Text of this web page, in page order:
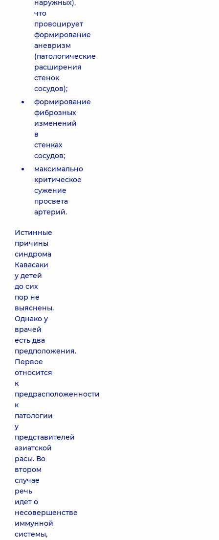
наружных),
что
провоцирует
формирование
аневризм
(патологические
расширения
стенок
сосудов);
формирование
фиброзных
изменений
в
стенках
сосудов;
максимально
критическое
сужение
просвета
артерий.
Истинные
причины
синдрома
Кавасаки
у детей
до сих
пор не
выяснены.
Однако у
врачей
есть два
предположения.
Первое
относится
к
предрасположенности
к
патологии
у
представителей
азиатской
расы. Во
втором
случае
речь
идет о
несовершенстве
иммунной
системы,